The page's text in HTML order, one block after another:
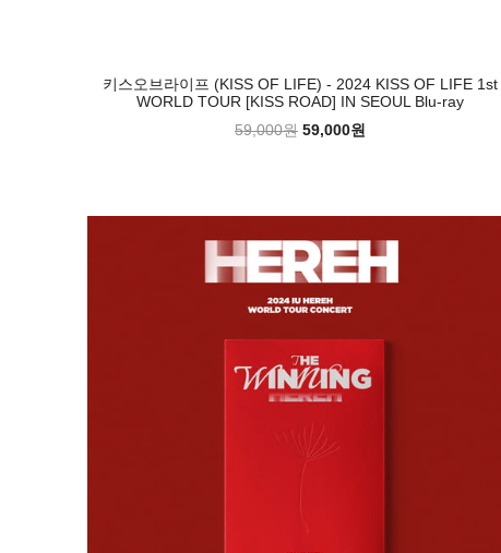
키스오브라이프 (KISS OF LIFE) - 2024 KISS OF LIFE 1st
WORLD TOUR [KISS ROAD] IN SEOUL Blu-ray
59,000원 59,000원